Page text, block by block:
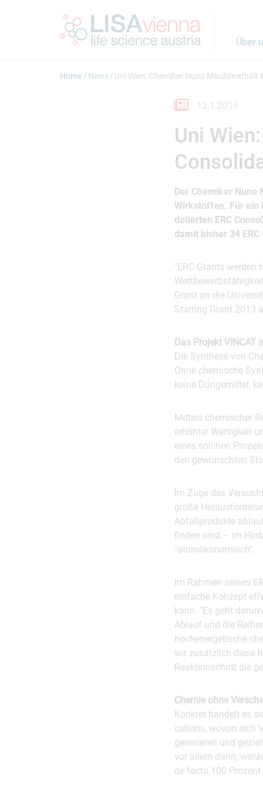
Über
Home News Uni Wien: Chemiker Nuno Maulide erhält
12.1.2016
Uni
Der Chemiker Nuno
Wirkstoffen. Für ein
dotierten ERC
damit bisher 34
"ERC-Grants
Grant an die
Starting Grant 2013
Das Projekt VINCAT
Die Synthese von
Ohne chemische
keine Düngemittel,
Mittels chemischer
erhöhter Wertigkeit
eines solchen
den gewünschten
Im Zuge des
große
Abfallprodukte
finden sind – im
"atomökonomisch".
Im Rahmen seines
einfache Konzept
kann. "Es geht
Ablauf und die
hochenergetische
wir zusätzlich diese
Reaktionschritt die
Chemie ohne
Konkret handelt es
cations, wovon sich
generieren und
vor allem dann,
de facto 100